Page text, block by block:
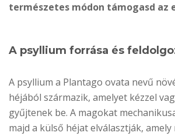
természetes módon támogasd az
A psyllium forrása és
A psyllium a Plantago ovata nevű
héjából származik, amelyet kézzel
gyűjtenek be. A magokat
majd a külső héjat elválasztják,